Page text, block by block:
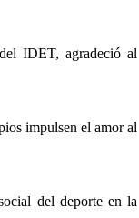
IDET, agradeció al
impulsen el amor al
del deporte en la